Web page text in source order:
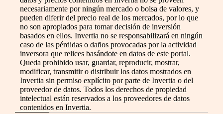
necesariamente por ningún mercado o bolsa de valores, y
pueden diferir del precio real de los mercados, por lo que
no son apropiados para tomar decisión de inversión
basados en ellos. Invertia no se responsabilizará en ningún
caso de las pérdidas o daños provocadas por la actividad
inversora que relices basándote en datos de este portal.
Queda prohibido usar, guardar, reproducir, mostrar,
modificar, transmitir o distribuir los datos mostrados en
Invertia sin permiso explícito por parte de Invertia o del
proveedor de datos. Todos los derechos de propiedad
intelectual están reservados a los proveedores de datos
contenidos en Invertia.